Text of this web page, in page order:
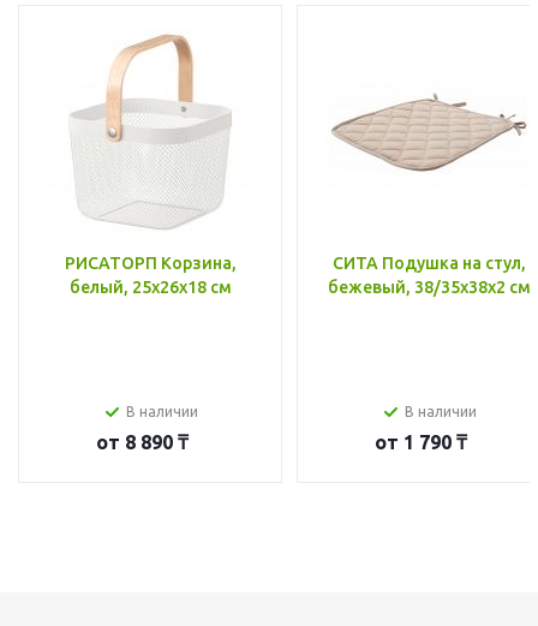
РИСАТОРП Корзина,
белый, 25x26x18 см
В наличии
от 8 890 ₸
СИТА Подушка на стул,
бежевый, 38/35x38x2 см
В наличии
от 1 790 ₸